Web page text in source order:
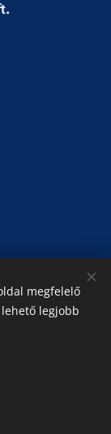
Kft.
megfelelő
legjobb